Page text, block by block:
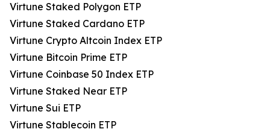
Virtune Staked Polygon ETP
Virtune Staked Cardano ETP
Virtune Crypto Altcoin Index ETP
Virtune Bitcoin Prime ETP
Virtune Coinbase 50 Index ETP
Virtune Staked Near ETP
Virtune Sui ETP
Virtune Stablecoin ETP